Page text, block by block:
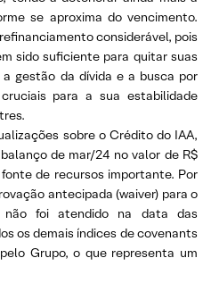
se aproxima do vencimento.
considerável, pois
sido suficiente para quitar suas
gestão da dívida e a busca por
para a sua estabilidade
sobre o Crédito do IAA,
de mar/24 no valor de R$
de recursos importante. Por
antecipada (waiver) para o
foi atendido na data das
os demais índices de covenants
Grupo, o que representa um